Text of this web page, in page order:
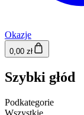
Okazje
0,00 zł
Szybki głód
Podkategorie
Wszystkie